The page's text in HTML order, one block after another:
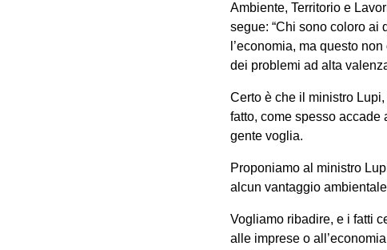
Ambiente, Territorio e
segue: “Chi sono coloro ai
l’economia, ma questo
dei problemi ad alta
Certo è che il ministro
fatto, come spesso
gente voglia.
Proponiamo al ministro
alcun vantaggio
Vogliamo ribadire, e i fatti
alle imprese o